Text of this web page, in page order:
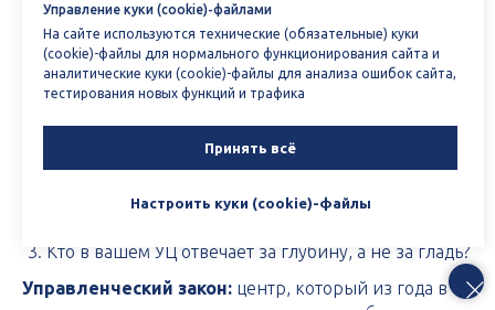
Скрытые дефициты компетенций (не только
формальные курсы повышения квалификации).
Теперь честно ответьте:
На что вы тратите 80% своего управленческого
внимания? (Подсказка: если на внешний круг —
вы декоратор, не управленец).
Какие три показателя из внутреннего круга вы
Кто в вашем УЦ отвечает за глубину, а не за гладь?
Управленческий закон: центр, который из года в
Управление куки (cookie)-файлами
На сайте используются технические (обязательные) куки
(cookie)-файлы для нормального функционирования сайта и
аналитические куки (cookie)-файлы для анализа ошибок сайта,
тестирования новых функций и трафика
Принять всё
Настроить куки (cookie)-файлы